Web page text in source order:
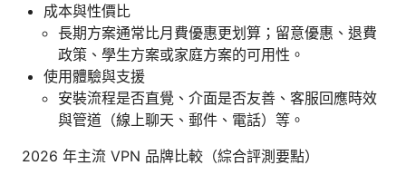
成本與性價比
長期方案通常比月費優惠更划算；留意優惠、退費
政策、學生方案或家庭方案的可用性。
使用體驗與支援
安裝流程是否直覺、介面是否友善、客服回應時效
與管道（線上聊天、郵件、電話）等。
2026 年主流 VPN 品牌比較（綜合評測要點）